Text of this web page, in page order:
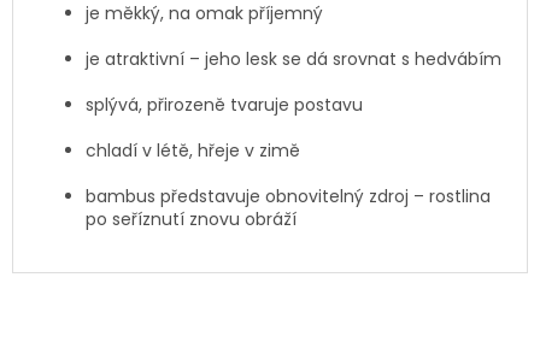
je měkký, na omak příjemný
je atraktivní – jeho lesk se dá srovnat s hedvábím
splývá, přirozeně tvaruje postavu
chladí v létě, hřeje v zimě
bambus představuje obnovitelný zdroj – rostlina
po seříznutí znovu obráží